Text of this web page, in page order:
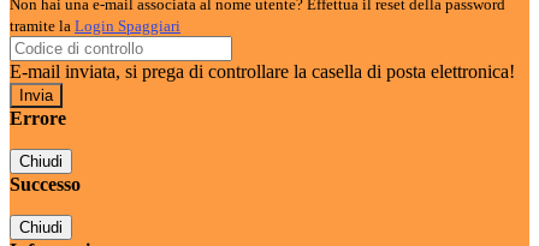
Non hai una e-mail associata al nome utente? Effettua il reset della password
tramite la Login Spaggiari
E-mail inviata, si prega di controllare la casella di posta elettronica!
Errore
Chiudi
Successo
Chiudi